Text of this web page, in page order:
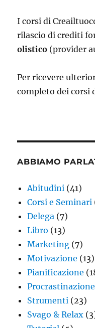
I corsi di
rilascio di crediti
olistico (provider
Per ricevere
completo dei
ABBIAMO
Abitudini (41)
Corsi e Seminari
Delega (7)
Libro (13)
Marketing (7)
Motivazione (13)
Pianificazione
Procrastinazione
Strumenti (23)
Svago & Relax